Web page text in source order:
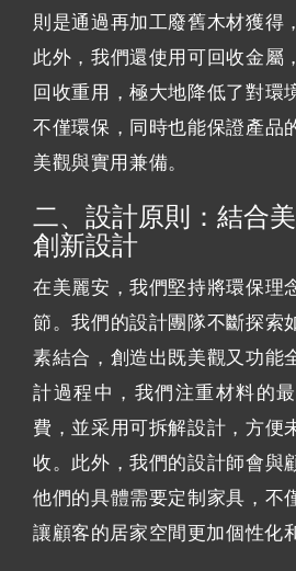
則是通過再加工廢舊木材獲得
此外，我們還使用可回收金屬
回收重用，極大地降低了對環
不僅環保，同時也能保證產品
美觀與實用兼備。
二、設計原則：結合
創新設計
在美麗安，我們堅持將環保理
節。我們的設計團隊不斷探索
素結合，創造出既美觀又功能
計過程中，我們注重材料的
費，並采用可拆解設計，方便
收。此外，我們的設計師會與
他們的具體需要定制家具，不
讓顧客的居家空間更加個性化